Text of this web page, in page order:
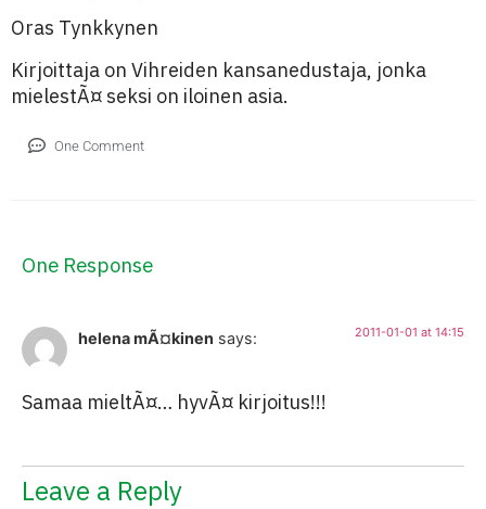
Oras Tynkkynen
Kirjoittaja on Vihreiden kansanedustaja, jonka
mielestÃ¤ seksi on iloinen asia.
One Comment
One Response
helena mÃ¤kinen says: 2011-01-01 at 14:15
Samaa mieltÃ¤… hyvÃ¤ kirjoitus!!!
Leave a Reply